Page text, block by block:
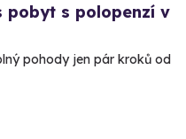
pobyt s polopenzí v
pohody jen pár kroků od